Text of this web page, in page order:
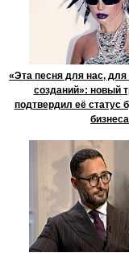
«Эта песня для нас,
созданий»: новый
подтвердил её статус
бизнеса